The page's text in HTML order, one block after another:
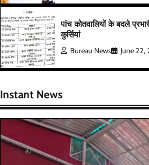
पांच कोतवालियों के बदले
कुर्सियां
Bureau News June
Instant News